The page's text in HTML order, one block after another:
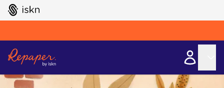
GO TO ISKN HOME